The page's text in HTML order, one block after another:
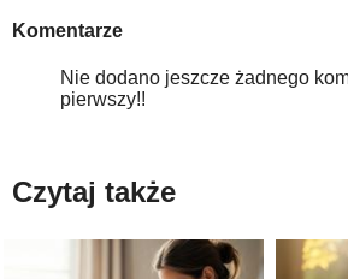
Komentarze
Nie dodano jeszcze żadnego
pierwszy!!
Czytaj także